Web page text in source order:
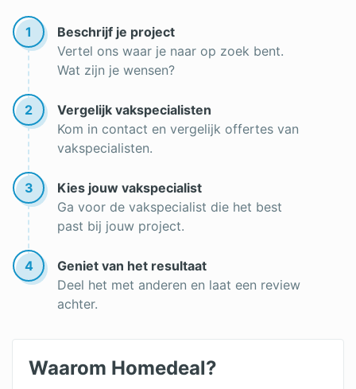
1
Beschrijf je project
Vertel ons waar je naar op zoek bent.
Wat zijn je wensen?
2
Vergelijk vakspecialisten
Kom in contact en vergelijk offertes van
vakspecialisten.
3
Kies jouw vakspecialist
Ga voor de vakspecialist die het best
past bij jouw project.
4
Geniet van het resultaat
Deel het met anderen en laat een review
achter.
Waarom Homedeal?